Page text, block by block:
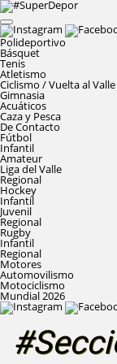
Polideportivo
Básquet
Tenis
Atletismo
Ciclismo / Vuelta al Valle
Gimnasia
Acuáticos
Caza y Pesca
De Contacto
Fútbol
Infantil
Amateur
Liga del Valle
Regional
Hockey
Infantil
Juvenil
Regional
Rugby
Infantil
Regional
Motores
Automovilismo
Motociclismo
Mundial 2026